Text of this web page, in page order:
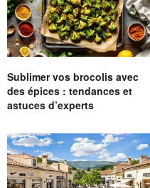
Sublimer vos brocolis avec
des épices : tendances et
astuces d’experts